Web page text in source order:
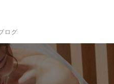
ログ